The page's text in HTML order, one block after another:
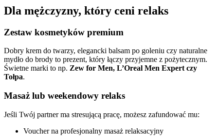
Dla mężczyzny, który ceni relaks
Zestaw kosmetyków premium
Dobry krem do twarzy, elegancki balsam po goleniu czy naturalne
mydło do brody to prezent, który łączy przyjemne z pożytecznym.
Świetne marki to np. Zew for Men, L’Oreal Men Expert czy
Tołpa.
Masaż lub weekendowy relaks
Jeśli Twój partner ma stresującą pracę, możesz zafundować mu:
Voucher na profesjonalny masaż relaksacyjny